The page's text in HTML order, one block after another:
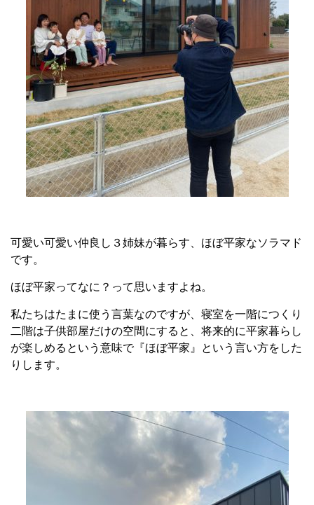
可愛い可愛い仲良し３姉妹が暮らす、ほぼ平家なソラマド
です。
ほぼ平家ってなに？って思いますよね。
私たちはたまに使う言葉なのですが、寝室を一階につくり
二階は子供部屋だけの空間にすると、将来的に平家暮らし
が楽しめるという意味で『ほぼ平家』という言い方をした
りします。